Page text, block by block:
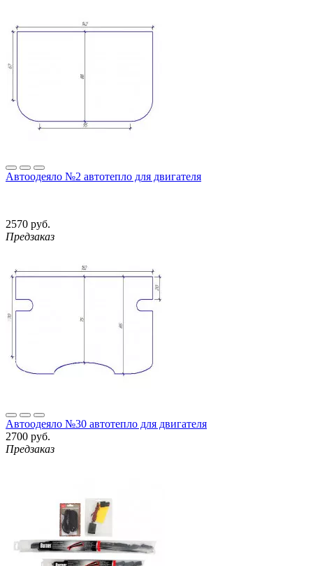
Автоодеяло №2 автотепло для двигателя
2570 руб.
Предзаказ
Автоодеяло №30 автотепло для двигателя
2700 руб.
Предзаказ